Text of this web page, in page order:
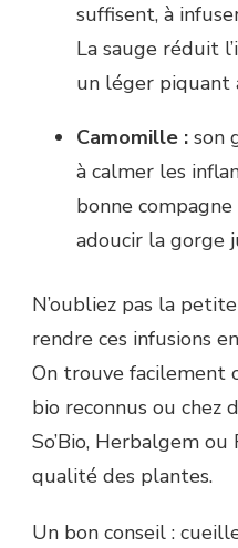
suffisent, à
La sauge réduit
un léger piquant
Camomille : son
à calmer les
bonne
adoucir la gorge
N’oubliez pas la
rendre ces infusions
On trouve facilement
bio reconnus ou chez
So’Bio, Herbalgem
qualité des plantes.
Un bon conseil :